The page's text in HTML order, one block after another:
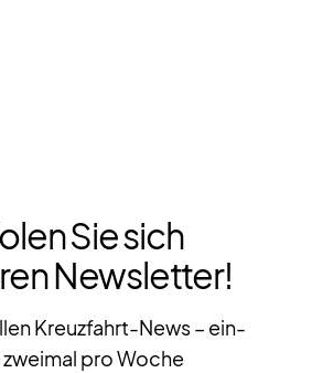
Sie sich
Newsletter!
Kreuzfahrt-News – ein-
zweimal pro Woche